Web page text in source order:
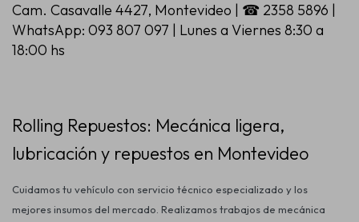
Cam. Casavalle 4427, Montevideo | ☎ 2358 5896 |
WhatsApp: 093 807 097 | Lunes a Viernes 8:30 a
18:00 hs
Rolling Repuestos: Mecánica ligera,
lubricación y repuestos en Montevideo
Cuidamos tu vehículo con servicio técnico especializado y los
mejores insumos del mercado. Realizamos trabajos de mecánica
Estética automotriz
Baterías
Repuestos